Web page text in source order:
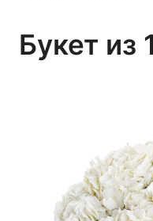
Букет из